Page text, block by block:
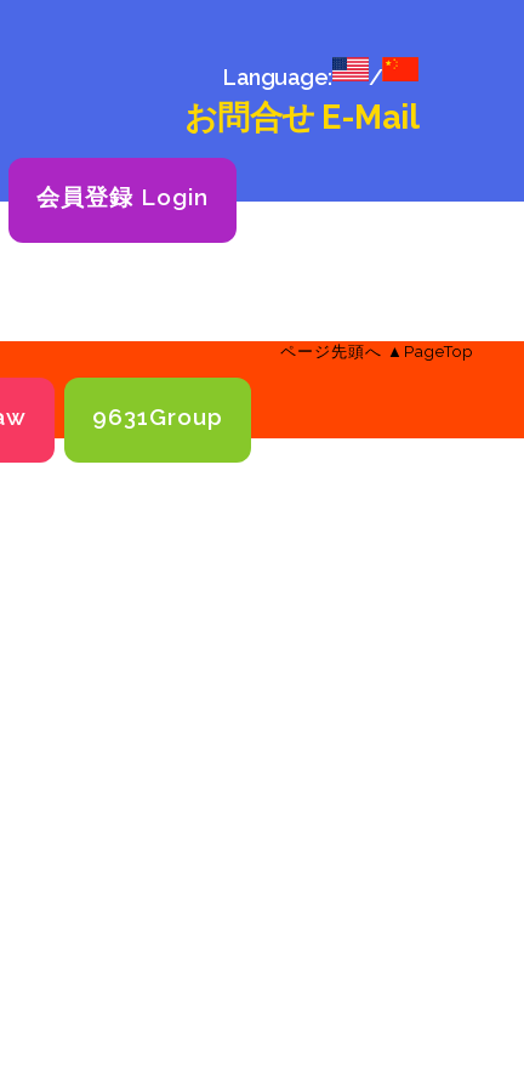
Language: /
お問合せ E-Mail
会員登録 Login
ページ先頭へ ▲PageTop
9631Group